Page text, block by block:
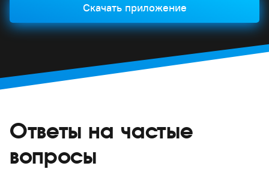
Скачать приложение
Ответы на частые
вопросы